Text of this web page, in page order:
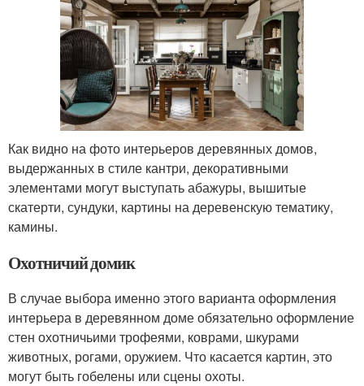
Как видно на фото интерьеров деревянных домов,
выдержанных в стиле кантри, декоративными
элементами могут выступать абажуры, вышитые
скатерти, сундуки, картины на деревенскую тематику,
камины.
Охотничий домик
В случае выбора именно этого варианта оформления
интерьера в деревянном доме обязательно оформление
стен охотничьими трофеями, коврами, шкурами
животных, рогами, оружием. Что касается картин, это
могут быть гобелены или сцены охоты.